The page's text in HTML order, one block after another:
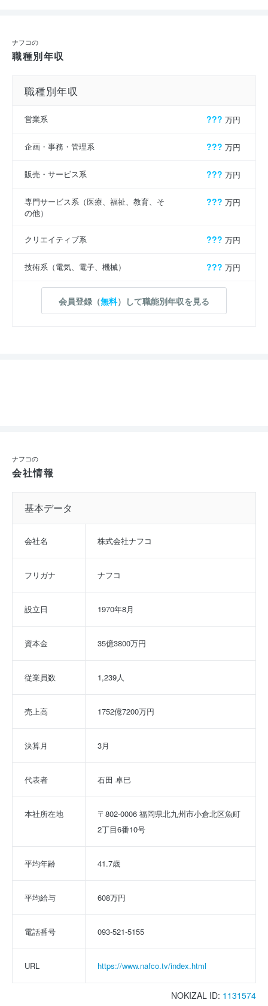
ナフコの
職種別年収
職種別年収
営業系 ??? 万円
企画・事務・管理系 ??? 万円
販売・サービス系 ??? 万円
専門サービス系（医療、福祉、教育、そ
の他）
??? 万円
クリエイティブ系 ??? 万円
技術系（電気、電子、機械） ??? 万円
会員登録（無料）して職能別年収を見る
ナフコの
会社情報
基本データ
会社名 株式会社ナフコ
フリガナ ナフコ
設立日 1970年8月
資本金 35億3800万円
従業員数 1,239人
売上高 1752億7200万円
決算月 3月
代表者 石田 卓巳
本社所在地
〒802-0006 福岡県北九州市小倉北区魚町
2丁目6番10号
平均年齢 41.7歳
平均給与 608万円
電話番号 093-521-5155
URL https://www.nafco.tv/index.html
NOKIZAL ID: 1131574